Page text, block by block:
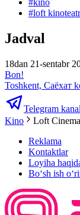
#kino
#loft
Jadval
18dan 21-sentabr
Bon!
Toshkent, Саёхат
Telegram
Kino
Loft
Reklama
Kontaktlar
Loyiha
Bo‘sh ish